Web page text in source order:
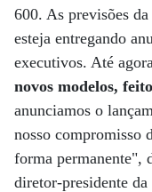
600. As previsões
esteja entregando
executivos. Até
novos modelos,
anunciamos o
nosso compromisso
forma permanente",
diretor-presidente